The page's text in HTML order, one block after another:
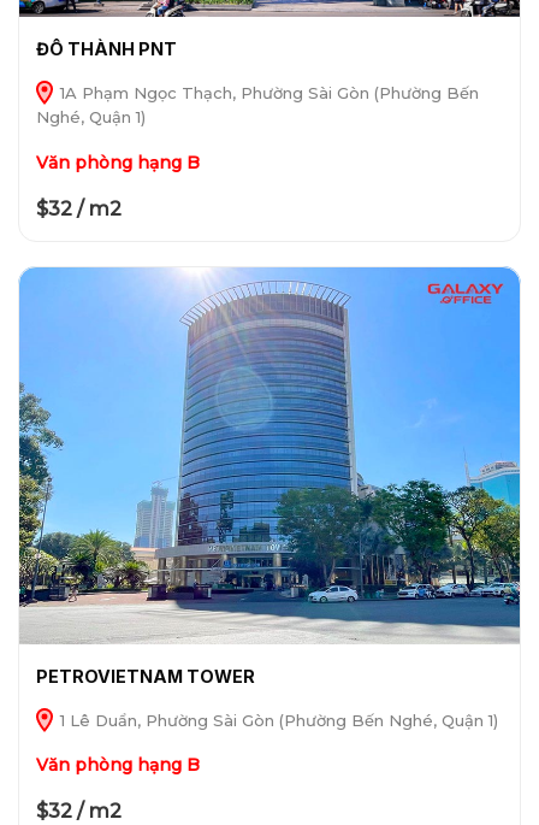
ĐÔ THÀNH PNT
1A Phạm Ngọc Thạch, Phường Sài Gòn (Phường Bến
Nghé, Quận 1)
Văn phòng hạng B
$32 / m2
PETROVIETNAM TOWER
1 Lê Duẩn, Phường Sài Gòn (Phường Bến Nghé, Quận 1)
Văn phòng hạng B
$32 / m2